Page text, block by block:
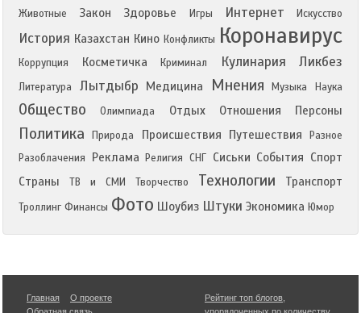
Животные
Закон Здоровье Игры Интернет Искусство
История Казахстан Кино Конфликты Коронавирус
Коррупция Косметичка Криминал Кулинария Ликбез
Литература Лытдыбр Медицина Мнения Музыка Наука
Общество Олимпиада Отдых Отношения Персоны
Политика Природа Происшествия Путешествия
Разное
Разоблачения
Реклама Религия СНГ Сиськи События Спорт
Страны
ТВ и СМИ Творчество Технологии Транспорт
Троллинг Финансы Фото Шоубиз Штуки Экономика Юмор
Главная
О проекте
Рейтинг топ блогов